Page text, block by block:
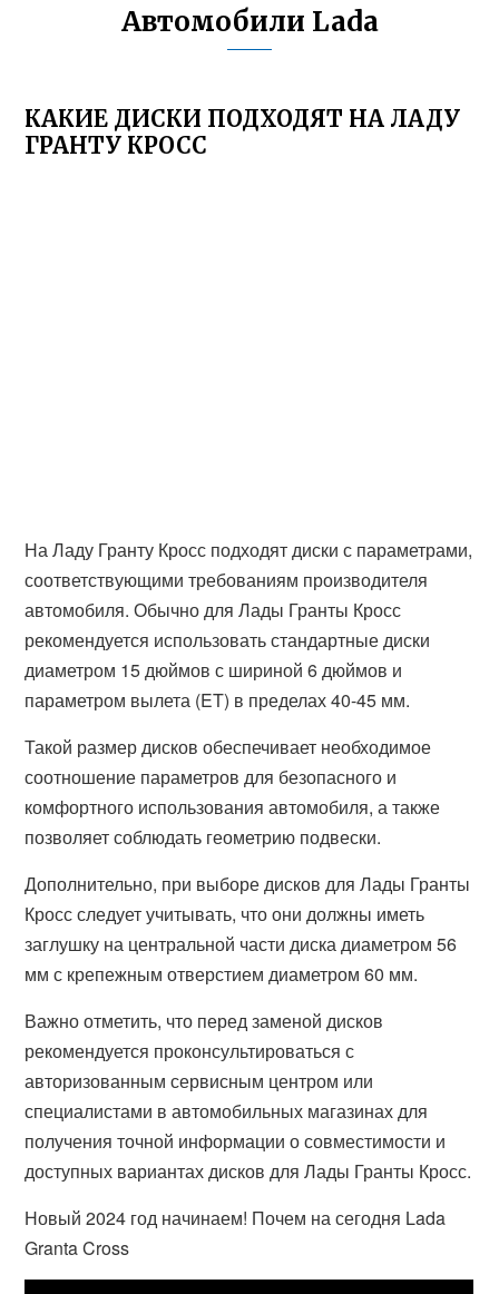
Автомобили Lada
КАКИЕ ДИСКИ ПОДХОДЯТ НА ЛАДУ
ГРАНТУ КРОСС
На Ладу Гранту Кросс подходят диски с параметрами,
соответствующими требованиям производителя
автомобиля. Обычно для Лады Гранты Кросс
рекомендуется использовать стандартные диски
диаметром 15 дюймов с шириной 6 дюймов и
параметром вылета (ET) в пределах 40-45 мм.
Такой размер дисков обеспечивает необходимое
соотношение параметров для безопасного и
комфортного использования автомобиля, а также
позволяет соблюдать геометрию подвески.
Дополнительно, при выборе дисков для Лады Гранты
Кросс следует учитывать, что они должны иметь
заглушку на центральной части диска диаметром 56
мм с крепежным отверстием диаметром 60 мм.
Важно отметить, что перед заменой дисков
рекомендуется проконсультироваться с
авторизованным сервисным центром или
специалистами в автомобильных магазинах для
получения точной информации о совместимости и
доступных вариантах дисков для Лады Гранты Кросс.
Новый 2024 год начинаем! Почем на сегодня Lada
Granta Cross